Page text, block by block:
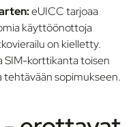
eUICC tarjoaa
käyttöönottoja
on kielletty.
SIM-korttikanta toisen
tehtävään sopimukseen.